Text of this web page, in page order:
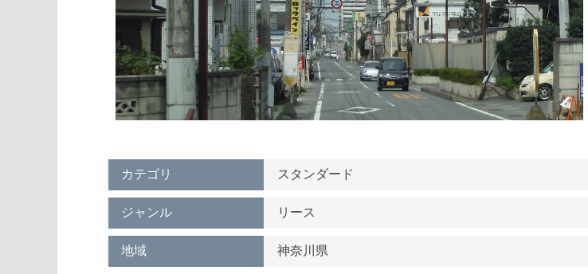
カテゴリ スタンダード
ジャンル リース
地域 神奈川県